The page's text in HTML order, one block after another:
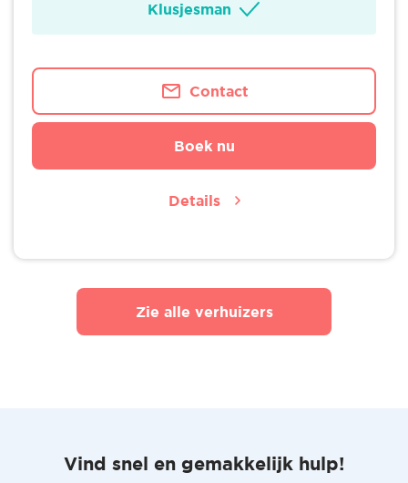
Klusjesman
Contact
Boek nu
Details
Zie alle verhuizers
Vind snel en gemakkelijk hulp!